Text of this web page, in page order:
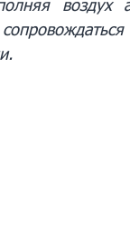
воздух